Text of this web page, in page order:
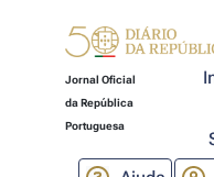
Jornal Oficial
da República
Portuguesa